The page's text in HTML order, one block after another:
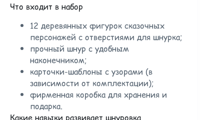
Что входит в набор
12 деревянных фигурок сказочных
персонажей с отверстиями для шнурка;
прочный шнур с удобным
наконечником;
карточки-шаблоны с узорами (в
зависимости от комплектации);
фирменная коробка для хранения и
подарка.
Какие навыки развивает шнуровка